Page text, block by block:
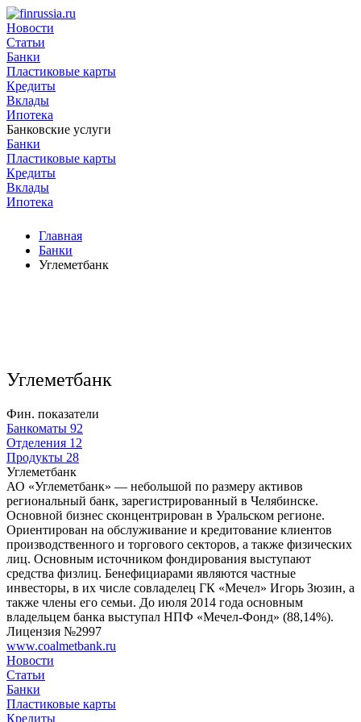
Новости
Статьи
Банки
Пластиковые карты
Кредиты
Вклады
Ипотека
Банковские услуги
Банки
Пластиковые карты
Кредиты
Вклады
Ипотека
Главная
Банки
Углеметбанк
Углеметбанк
Фин. показатели
Банкоматы 92
Отделения 12
Продукты 28
Углеметбанк
АО «Углеметбанк» — небольшой по размеру активов
региональный банк, зарегистрированный в Челябинске.
Основной бизнес сконцентрирован в Уральском регионе.
Ориентирован на обслуживание и кредитование клиентов
производственного и торгового секторов, а также физических
лиц. Основным источником фондирования выступают
средства физлиц. Бенефициарами являются частные
инвесторы, в их числе совладелец ГК «Мечел» Игорь Зюзин, а
также члены его семьи. До июля 2014 года основным
владельцем банка выступал НПФ «Мечел-Фонд» (88,14%).
Лицензия №2997
www.coalmetbank.ru
Новости
Статьи
Банки
Пластиковые карты
Кредиты